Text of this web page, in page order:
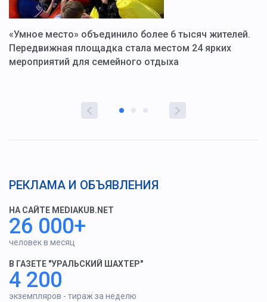
«Умное место» объединило более 6 тысяч жителей.
Передвижная площадка стала местом 24 ярких
мероприятий для семейного отдыха
РЕКЛАМА И ОБЪЯВЛЕНИЯ
НА САЙТЕ MEDIAKUB.NET
26 000+
человек в месяц
В ГАЗЕТЕ "УРАЛЬСКИЙ ШАХТЕР"
4 200
экземпляров - тираж за неделю